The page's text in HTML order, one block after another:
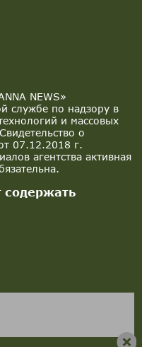
NEWS»
службе по надзору в
и массовых
о
07.12.2018 г.
агентства активная
содержать